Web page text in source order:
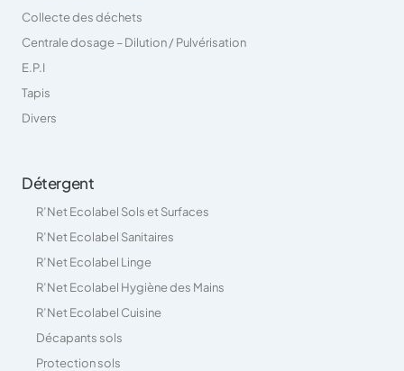
Collecte des déchets
Centrale dosage – Dilution / Pulvérisation
E.P.I
Tapis
Divers
Détergent
R’Net Ecolabel Sols et Surfaces
R’Net Ecolabel Sanitaires
R’Net Ecolabel Linge
R’Net Ecolabel Hygiène des Mains
R’Net Ecolabel Cuisine
Décapants sols
Protection sols